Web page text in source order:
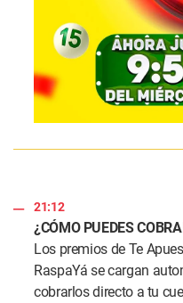
21:12
¿CÓMO PUEDES
Los premios de Te
RaspaYá se cargan
cobrarlos directo a tu